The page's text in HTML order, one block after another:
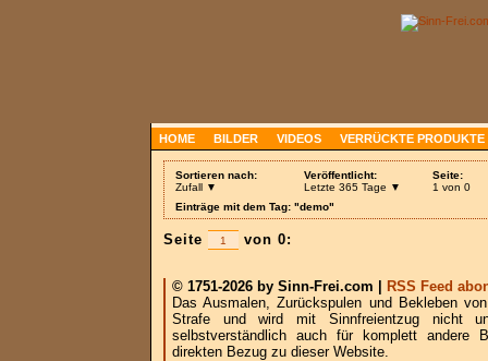
HOME BILDER VIDEOS VERRÜCKTE PRODUKTE
Sortieren nach:
Zufall ▼
Veröffentlicht:
Letzte 365 Tage ▼
Seite:
1 von 0
Einträge mit dem Tag: "demo"
Seite von 0:
© 1751-2026 by Sinn-Frei.com |
RSS Feed
Das Ausmalen, Zurückspulen und Bekleben
Strafe und wird mit Sinnfreientzug nicht
selbstverständlich auch für komplett andere
direkten Bezug zu dieser Website.